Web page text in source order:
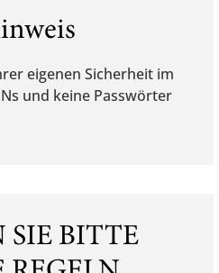
eigenen Sicherheit im
und keine Passwörter
SIE BITTE